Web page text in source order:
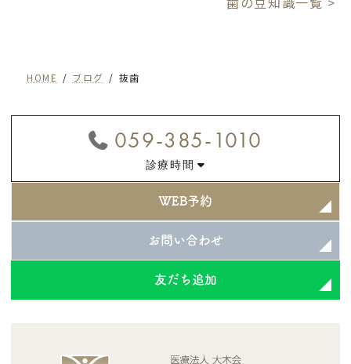
HOME ブログ 抜歯
059-385-1010
診療時間
WEB予約
お問い合わせ
友だち追加